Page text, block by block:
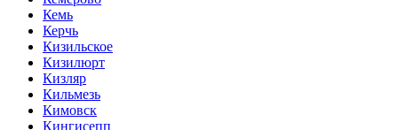
Кемь
Керчь
Кизильское
Кизилюрт
Кизляр
Кильмезь
Кимовск
Кингисепп